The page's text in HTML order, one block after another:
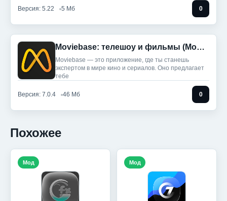
Версия: 5.22 5 Мб 0
Moviebase: телешоу и фильмы (Мод, Unlocked)
Moviebase — это приложение, где ты станешь
экспертом в мире кино и сериалов. Оно предлагает
тебе
Версия: 7.0.4 46 Мб 0
Похожее
Мод Мод